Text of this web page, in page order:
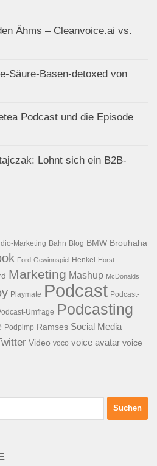
Ähms – Cleanvoice.ai vs.
Säure-Basen-detoxed von
Podcast und die Episode
Lohnt sich ein B2B-
Marketing Bahn Blog BMW Brouhaha
Ford Gewinnspiel Henkel Horst
Marketing Mashup McDonalds
Playmate Podcast Podcast-
Umfrage Podcasting
Podpimp Ramses Social Media
Video voco voice avatar voice